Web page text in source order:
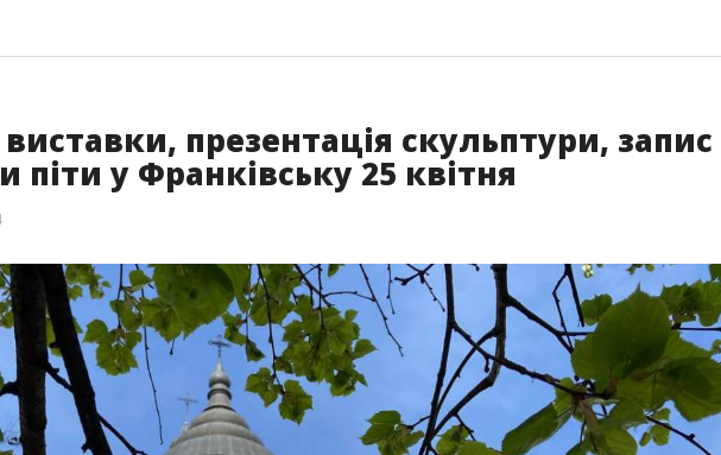
презентація скульптури, запис
піти у Франківську 25 квітня